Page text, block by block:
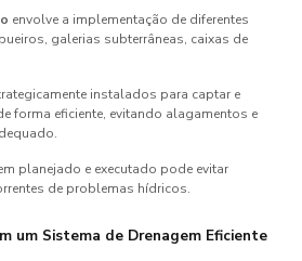
envolve a implementação de diferentes
galerias subterrâneas, caixas de
instalados para captar e
forma eficiente, evitando alagamentos e
planejado e executado pode evitar
de problemas hídricos.
um Sistema de Drenagem Eficiente